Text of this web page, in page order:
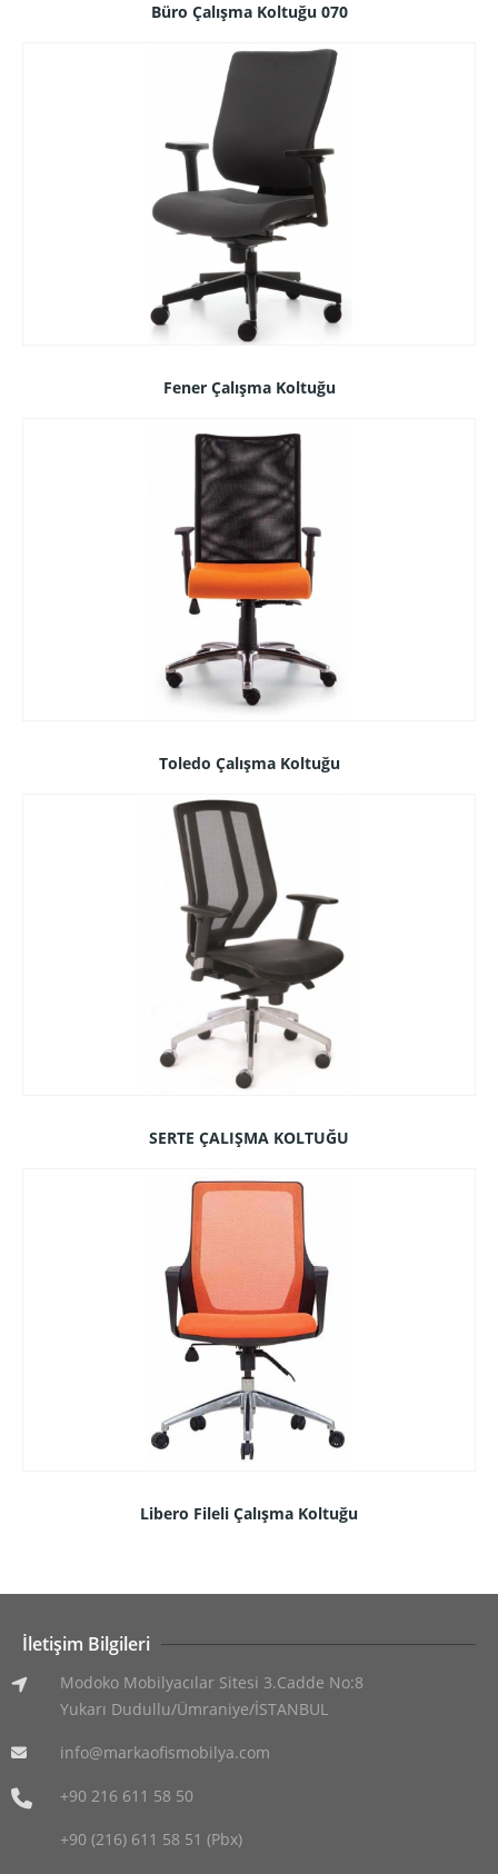
Büro Çalışma Koltuğu 070
Fener Çalışma Koltuğu
Toledo Çalışma Koltuğu
SERTE ÇALIŞMA KOLTUĞU
Libero Fileli Çalışma Koltuğu
İletişim Bilgileri
Modoko Mobilyacılar Sitesi 3.Cadde No:8
Yukarı Dudullu/Ümraniye/İSTANBUL
info@markaofismobilya.com
+90 216 611 58 50
+90 (216) 611 58 51 (Pbx)